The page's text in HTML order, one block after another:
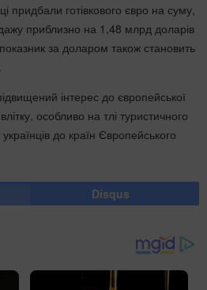
придбали готівкового євро на суму,
приблизно на 1,48 млрд доларів
за доларом також становить
інтерес до європейської
особливо на тлі туристичного
до країн Європейського
Disqus